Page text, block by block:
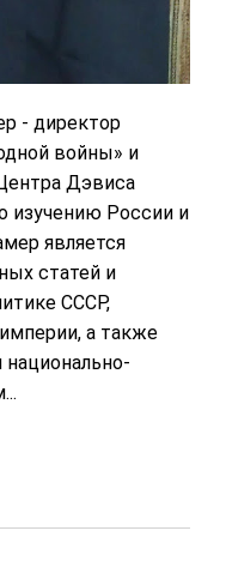
- директор
войны» и
Дэвиса
изучению России и
является
статей и
СССР,
а также